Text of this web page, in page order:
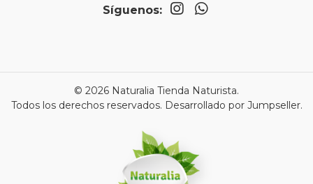
Síguenos:
© 2026 Naturalia Tienda Naturista.
Todos los derechos reservados. Desarrollado por Jumpseller.